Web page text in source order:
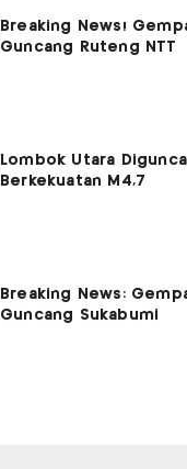
Breaking News!
Guncang Ruteng NTT
Lombok Utara
Berkekuatan M4,7
Breaking News: Gempa
Guncang Sukabumi